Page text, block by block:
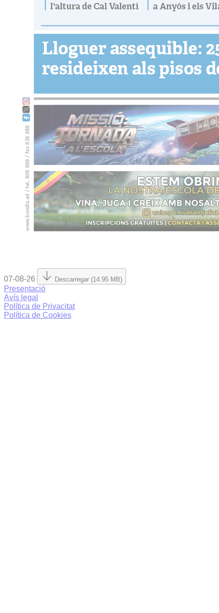
07-08-26 Descarregar (14.95 MB)
Presentació
Avís legal
Política de Privacitat
Política de Cookies